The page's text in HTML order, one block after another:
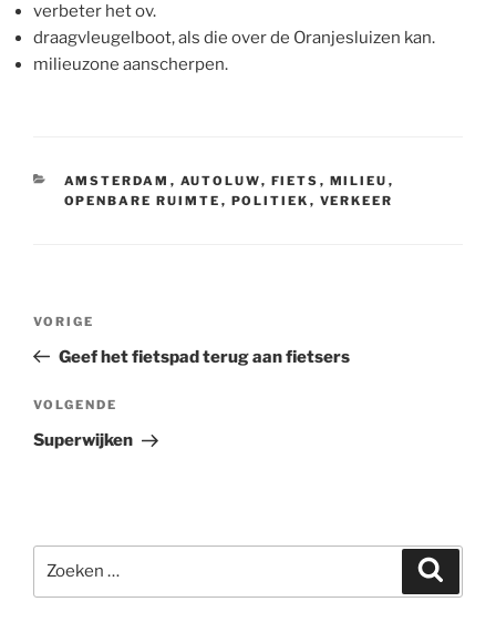
verbeter het ov.
draagvleugelboot, als die over de Oranjesluizen kan.
milieuzone aanscherpen.
CATEGORIEËN
AMSTERDAM , AUTOLUW, FIETS , MILIEU ,
OPENBARE RUIMTE , POLITIEK , VERKEER
Vorig
bericht
VORIGE
Geef het fietspad terug aan fietsers
Volgend
bericht
VOLGENDE
Superwijken
naar: